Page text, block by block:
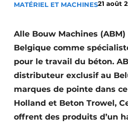
Construction bois
Contrôle d’accès
Éclairage
MATÉRIEL ET MACHINES21 août
Alle Bouw Machines
Belgique comme
pour le travail du béton.
distributeur exclusif au
marques de pointe dans
Holland et Beton Trowel,
offrent des produits d’un